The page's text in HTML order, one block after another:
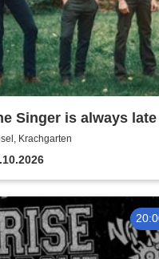
Singer is always late
Krachgarten